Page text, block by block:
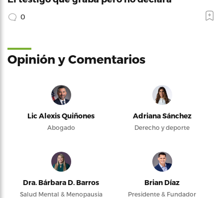
0
Opinión y Comentarios
Lic Alexis Quiñones
Abogado
Adriana Sánchez
Derecho y deporte
Dra. Bárbara D. Barros
Salud Mental & Menopausia
Brian Díaz
Presidente & Fundador